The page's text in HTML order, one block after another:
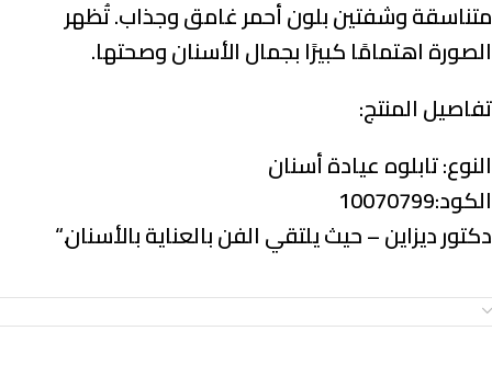
متناسقة وشفتين بلون أحمر غامق وجذاب. تُظهر
الصورة اهتمامًا كبيرًا بجمال الأسنان وصحتها.
تفاصيل المنتج:
النوع:تابلوه عيادة أسنان
الكود:10070799
دكتور ديزاين – حيث يلتقي الفن بالعناية بالأسنان.“